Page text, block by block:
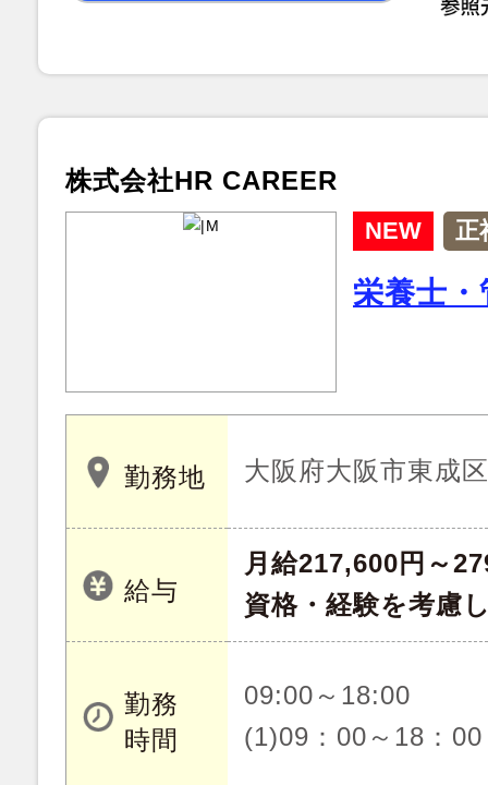
株式会社HR CAREER
NEW 正
栄養士
勤務地 大阪府大阪市東成
給与
月給217,600円～
資格・経験を考慮
勤務
時間
09:00～18:00
(1)09：00～18：00